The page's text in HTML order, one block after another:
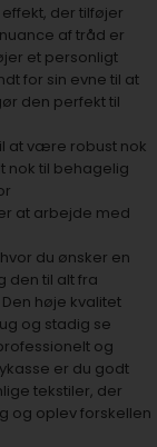
der tilføjer
af tråd er
et personligt
for sin evne til at
den perfekt til
at være robust nok
nok til behagelig
at arbejde med
du ønsker en
den til alt fra
høje kvalitet
og stadig se
og
er du godt
tekstiler, der
og oplev forskellen